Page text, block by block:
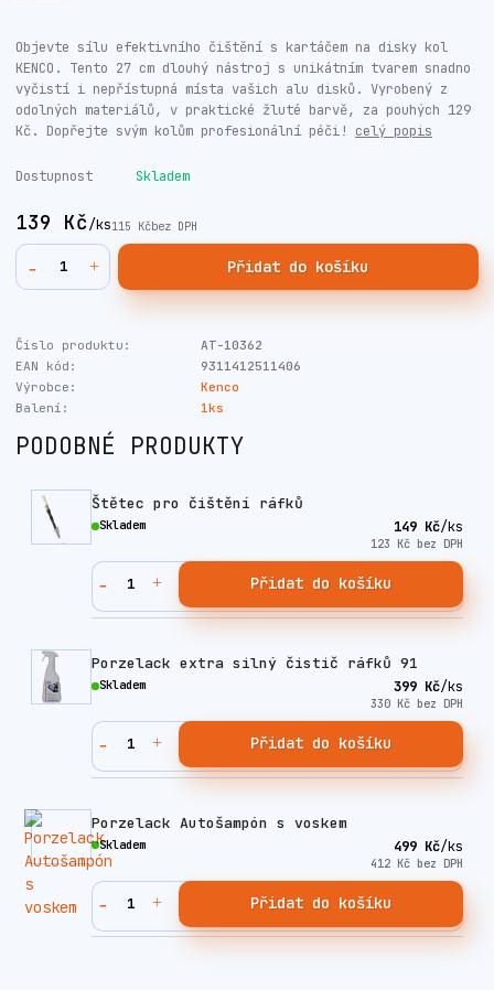
Objevte sílu efektivního čištění s kartáčem na disky kol
KENCO. Tento 27 cm dlouhý nástroj s unikátním tvarem snadno
vyčistí i nepřístupná místa vašich alu disků. Vyrobený z
odolných materiálů, v praktické žluté barvě, za pouhých 129
Kč. Dopřejte svým kolům profesionální péči! celý popis
Dostupnost Skladem
139 Kč/ks115 Kčbez DPH
Přidat do košíku
Číslo produktu:
AT-10362
EAN kód:
9311412511406
Výrobce:
Kenco
Balení:
1ks
PODOBNÉ PRODUKTY
Štětec pro čištění ráfků
149 Kč/ks
123 Kč bez DPH
Skladem
Přidat do košíku
Porzelack extra silný čistič ráfků 91
399 Kč/ks
330 Kč bez DPH
Skladem
Přidat do košíku
Porzelack Autošampón s voskem
499 Kč/ks
412 Kč bez DPH
Skladem
Přidat do košíku